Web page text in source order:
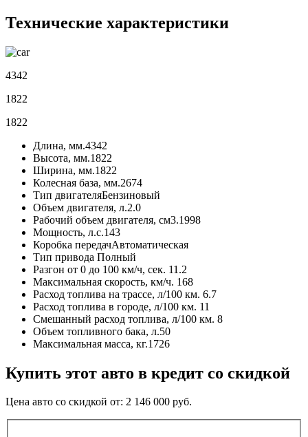
Технические характеристики
4342
1822
1822
Длина, мм.4342
Высота, мм.1822
Ширина, мм.1822
Колесная база, мм.2674
Тип двигателяБензиновый
Объем двигателя, л.2.0
Рабочий объем двигателя, см3.1998
Мощность, л.с.143
Коробка передачАвтоматическая
Тип привода Полный
Разгон от 0 до 100 км/ч, сек. 11.2
Максимальная скорость, км/ч. 168
Расход топлива на трассе, л/100 км. 6.7
Расход топлива в городе, л/100 км. 11
Смешанный расход топлива, л/100 км. 8
Объем топливного бака, л.50
Максимальная масса, кг.1726
Купить этот авто в кредит со скидкой
Цена авто со скидкой от: 2 146 000 руб.